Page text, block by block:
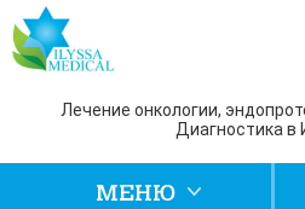
Лечение онкологии,
Диагностика в
МЕНЮ